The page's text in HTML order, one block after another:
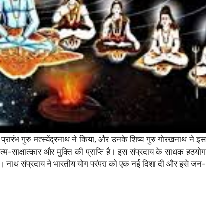
गुरु मत्स्येंद्रनाथ ने किया, और उनके शिष्य गुरु गोरखनाथ ने इस
साक्षात्कार और मुक्ति की प्राप्ति है। इस संप्रदाय के साधक हठयोग
संप्रदाय ने भारतीय योग परंपरा को एक नई दिशा दी और इसे जन-